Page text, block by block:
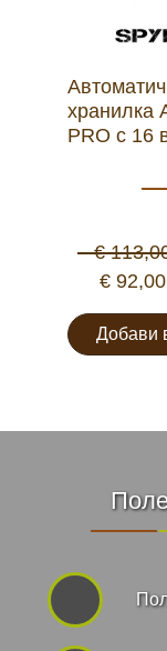
хранилка
PRO с 16
€
€ 92,00
Добави